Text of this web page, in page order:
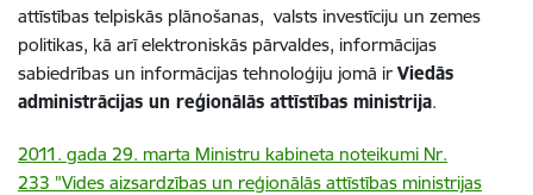
attīstības telpiskās plānošanas, valsts investīciju un zemes
politikas, kā arī elektroniskās pārvaldes, informācijas
sabiedrības un informācijas tehnoloģiju jomā ir Viedās
administrācijas un reģionālās attīstības ministrija.
2011. gada 29. marta Ministru kabineta noteikumi Nr.
233 "Vides aizsardzības un reģionālās attīstības ministrijas